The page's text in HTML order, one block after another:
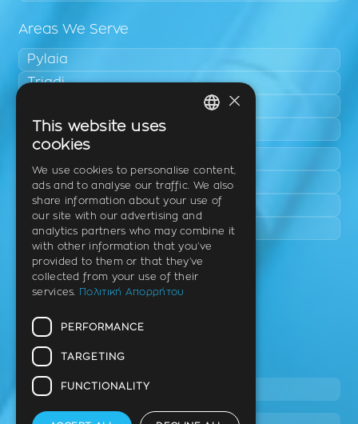
Areas We Serve
Pylaia
Triadi
Epanomi
Kalamaria
Panorama
Charilaou
Clinic
Th. Litsa 10 – Tavaki (corner),
Thermi – Thessaloniki
Postal Code 57001
Tel.
2310 46 10 44
ENGLISH
GERMAN
×
This website uses
cookies
We use cookies to personalise content,
ads and to analyse our traffic. We also
share information about your use of
our site with our advertising and
analytics partners who may combine it
with other information that you’ve
provided to them or that they’ve
collected from your use of their
services.
Πολιτική Απορρήτου
PERFORMANCE
TARGETING
FUNCTIONALITY